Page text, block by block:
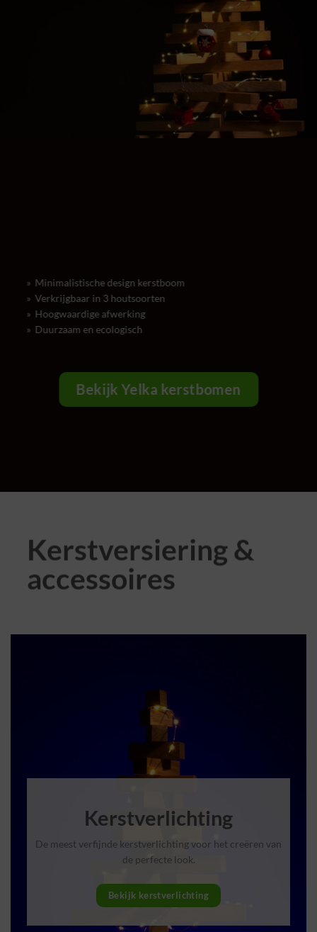
» Minimalistische design kerstboom
» Verkrijgbaar in 3 houtsoorten
» Hoogwaardige afwerking
» Duurzaam en ecologisch
Bekijk Yelka kerstbomen
Kerstversiering &
accessoires
Kerstverlichting
De meest verfijnde kerstverlichting voor het creëren van
de perfecte look.
Bekijk kerstverlichting